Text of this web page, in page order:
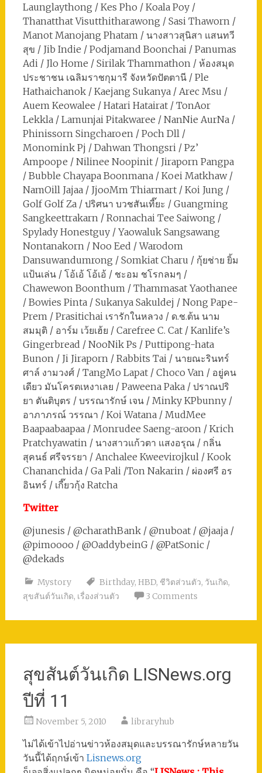
Launglaythong / Kes Pho / Koala Poy /
Thanatthat Visutthitharawong / Sasi Thaworn /
Manot Manojang Phatam / นางสาวสุนิสา แสนทวี
สุข / Jib Indie / Podjamand Boonchai / Panumas
Adi / Jlo Home / Sirilak Thammathon / ห้องสมุด
ประชาชน เฉลิมราชกุมารี จังหวัดปัตตานี / Ple
Hathaichanok / Kaejang Sukanya / Arec Msu /
Auem Keowalee / Hatari Hatairat / TonAor
Lekkla / Lamunjai Pitakwaree / NanNie AurNa /
Phinissorn Singcharoen / Poch Dll /
Monomink Pj / Dahwan Thongsri / Pz’
Ampoope / Nilinee Noopinit / Jiraporn Pangpa
/ Bubble Chayapa Boonmana / Koei Matkhaw /
NamOill Jajaa / JjooMm Thiarmart / Koi Jung /
Golf Golf Za / ปริศนา บวชสันเที๊ยะ / Guangming
Sangkeettrakarn / Ronnachai Tee Saiwong /
Spylady Honestguy / Yaowaluk Sangsawang
Nontanakorn / Noo Eed / Warodom
Dansuwandumrong / Somkiat Charu / กุ้ยช่าย ยิ้ม
แป้นเล่น / โอ้เอ้ โอ้เอ้ / ชะอม ชโรกลมๆ /
Chawewon Boonthum / Thammasat Yaothanee
/ Bowies Pinta / Sukanya Sakuldej / Nong Pape-
Prem / Prasitichai เรารักในหลวง / ด.ช.ต้น นาม
สมมุติ / อาร์ม เว้ยเฮ้ย / Carefree C. Cat / Kanlife’s
Gingerbread / NooNik Ps / Puttipong-hata
Bunon / Ji Jiraporn / Rabbits Tai / นายณะรินทร์
ศาล์ งามวงศ์ / TangMo Lapat / Choco Van / อยู่คน
เดียว มันโครตเหงาเลย / Paweena Paka / ปราณปริ
ยา ตันติบุตร / บรรณารักษ์ เจน / Minky KPbunny /
อาภาภรณ์ วรรณา / Koi Watana / MudMee
Baapaabaapaa / Monrudee Saeng-aroon / Krich
Pratchyawatin / นางสาวแก้วตา แสงอรุณ / กลิ่น
สุคนธ์ ศรีจรรยา / Anchalee Kweevirojkul / Kook
Chananchida / Ga Pali /Ton Nakarin / ผ่องศรี อร
อินทร์ / เกี๊ยวกุ้ง Ratcha
Twitter
@junesis / @charathBank / @nuboat / @jaaja /
@pimoooo / @OaddybeinG / @PatSonic /
@dekads
Mystory Birthday, HBD, ชีวิตส่วนตัว, วันเกิด,
สุขสันต์วันเกิด, เรื่องส่วนตัว 3 Comments
สุขสันต์วันเกิด LISNews.org
ปีที่ 11
November 5, 2010 libraryhub
ไม่ได้เข้าไปอ่านข่าวห้องสมุดและบรรณารักษ์หลายวัน
วันนี้ได้ฤกษ์เข้า Lisnews.org